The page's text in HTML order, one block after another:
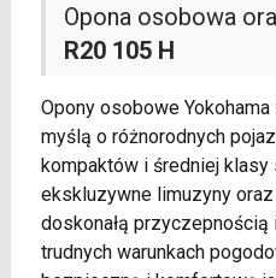
Opona osobowa
R20 105 H
Opony osobowe
myślą o różnorodnych
kompaktów i średniej klasy
ekskluzywne limuzyny
doskonałą
trudnych warunkach